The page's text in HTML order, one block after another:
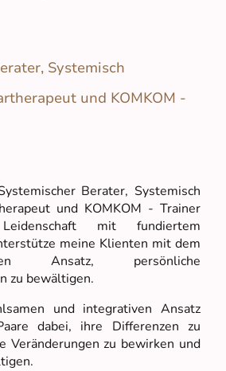
Systemisch
und KOMKOM -
Berater, Systemisch
und KOMKOM - Trainer
mit fundiertem
meine Klienten mit dem
Ansatz, persönliche
zu bewältigen.
und integrativen Ansatz
dabei, ihre Differenzen zu
Veränderungen zu bewirken und